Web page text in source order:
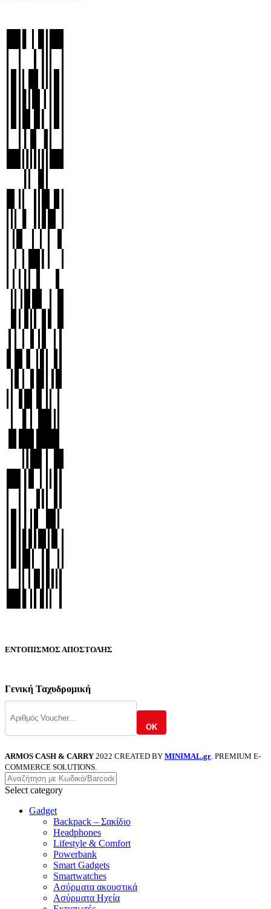
ΕΝΤΟΠΙΣΜΟΣ ΑΠΟΣΤΟΛΗΣ
Γενική Ταχυδρομική
OK
ARMOS CASH & CARRY 2022 CREATED BY MINIMAL.gr . PREMIUM E-
COMMERCE SOLUTIONS.
Select category
Gadget
Backpack – Σακίδιο
Headphones
Lifestyle & Comfort
Powerbank
Smart Gadgets
Smartwatches
Ασύρματα ακουστικά
Ασύρματα Ηχεία